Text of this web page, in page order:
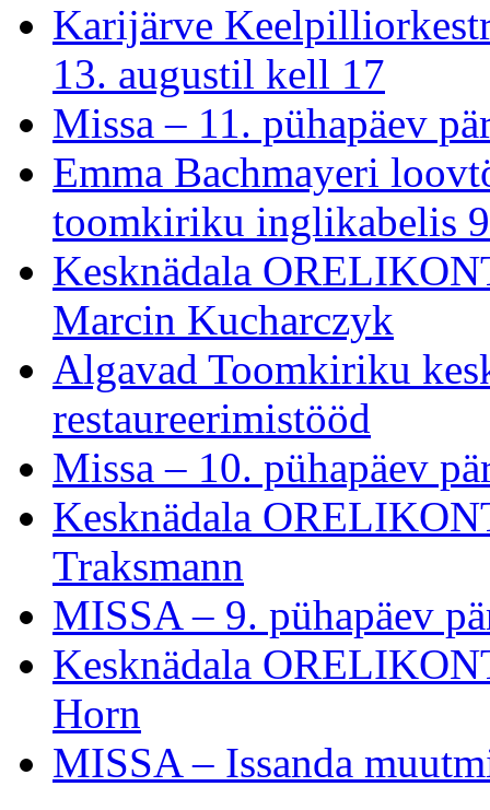
Karijärve
13. augustil kell 17
Missa – 11. pühapäev
Emma Bachmayeri
toomkiriku inglikabelis
Kesknädala
Marcin Kucharczyk
Algavad Toomkiriku
restaureerimistööd
Missa – 10. pühapäev
Kesknädala
Traksmann
MISSA – 9. pühapäev
Kesknädala
Horn
MISSA – Issanda